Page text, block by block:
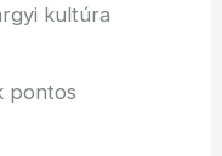
kultúra
pontos